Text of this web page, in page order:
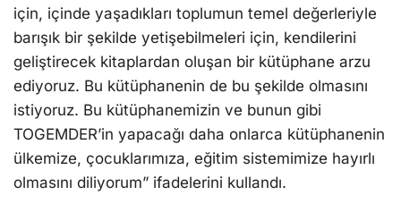
için, içinde yaşadıkları toplumun temel değerleriyle
barışık bir şekilde yetişebilmeleri için, kendilerini
geliştirecek kitaplardan oluşan bir kütüphane arzu
ediyoruz. Bu kütüphanenin de bu şekilde olmasını
istiyoruz. Bu kütüphanemizin ve bunun gibi
TOGEMDER’in yapacağı daha onlarca kütüphanenin
ülkemize, çocuklarımıza, eğitim sistemimize hayırlı
olmasını diliyorum” ifadelerini kullandı.